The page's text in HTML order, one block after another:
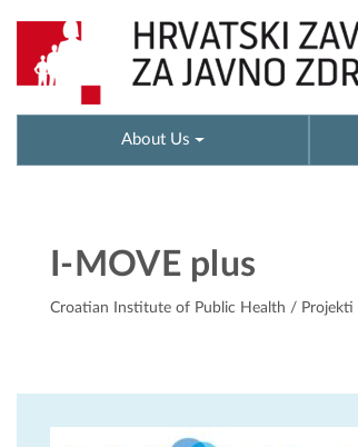
About Us
I-MOVE plus
Croatian Institute of Public Health / Projekti